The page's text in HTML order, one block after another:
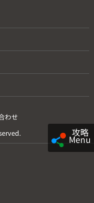
攻略
Menu
わせ